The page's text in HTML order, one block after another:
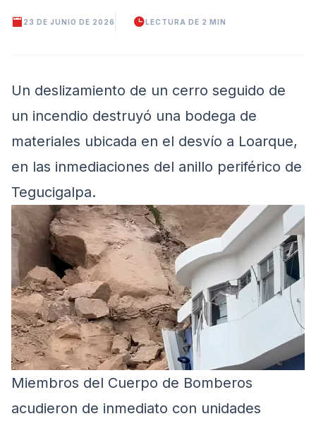
23 DE JUNIO DE 2026 LECTURA DE 2 MIN
Un deslizamiento de un cerro seguido de
un incendio destruyó una bodega de
materiales ubicada en el desvío a Loarque,
en las inmediaciones del anillo periférico de
Tegucigalpa.
Miembros del Cuerpo de Bomberos
acudieron de inmediato con unidades